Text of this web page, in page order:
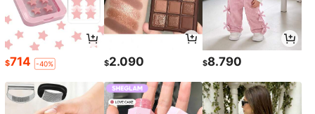
$714 -40% $2.090 $8.790